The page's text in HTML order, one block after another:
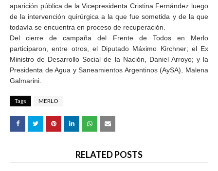
aparición pública de la Vicepresidenta Cristina Fernández luego
de la intervención quirúrgica a la que fue sometida y de la que
todavía se encuentra en proceso de recuperación.
Del cierre de campaña del Frente de Todos en Merlo
participaron, entre otros, el Diputado Máximo Kirchner; el Ex
Ministro de Desarrollo Social de la Nación, Daniel Arroyo; y la
Presidenta de Agua y Saneamientos Argentinos (AySA), Malena
Galmarini.
Tags MERLO
RELATED POSTS